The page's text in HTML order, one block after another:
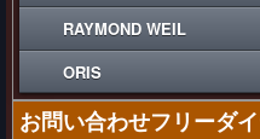
RAYMOND WEIL
ORIS
お問い合わせフリーダ